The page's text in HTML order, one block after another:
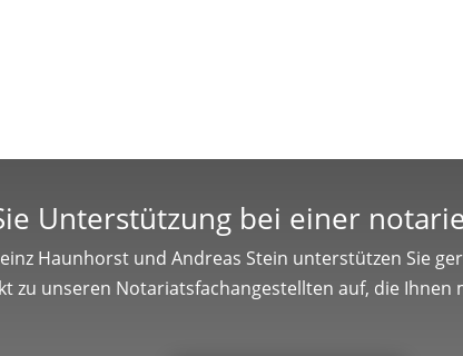
Unterstützung bei einer
Haunhorst und Andreas Stein unterstützen Sie
zu unseren Notariatsfachangestellten auf, die Ihnen